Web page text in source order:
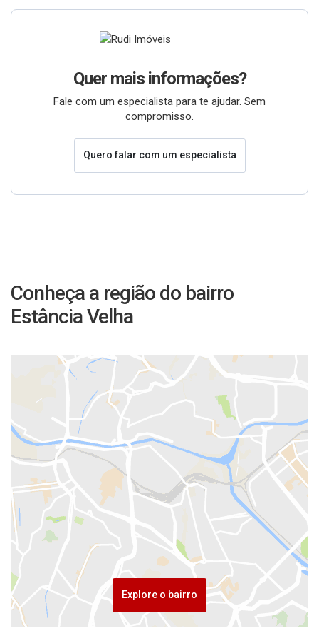
Quer mais informações?
Fale com um especialista para te ajudar. Sem
compromisso.
Quero falar com um especialista
Conheça a região do bairro
Estância Velha
Explore o bairro